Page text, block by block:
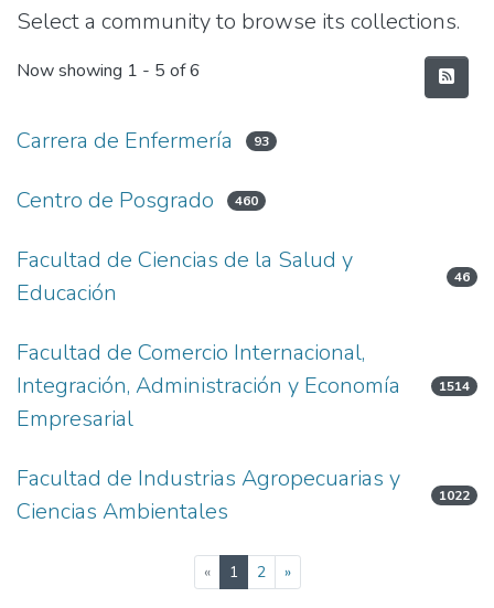
Select a community to browse its collections.
Now showing 1 - 5 of 6
Carrera de Enfermería 93
Centro de Posgrado 460
Facultad de Ciencias de la Salud y
Educación
46
Facultad de Comercio Internacional,
Integración, Administración y Economía
Empresarial
1514
Facultad de Industrias Agropecuarias y
Ciencias Ambientales
1022
« 1(current)
2 »